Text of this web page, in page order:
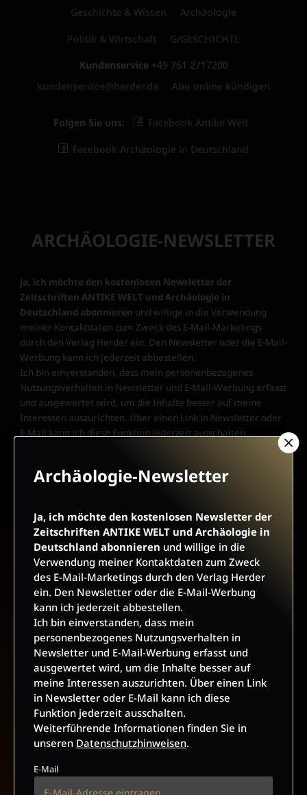
Geschichte & Wissen Archäologie
Politik & Wirtschaft G/GESCHICHTE
Kundenservice +49 761 2717200
kundenservice@herder.de
Abo online kündigen
Folgen Sie uns: Facebook Antike Welt
Facebook Archäologie in Deutschland
ARCHÄOLOGIE-NEWSLETTER
Ja, ich möchte den kostenlosen Newsletter der
Zeitschriften ANTIKE WELT und Archäologie in
Deutschland abonnieren und willige in die Verwendung
meiner Kontaktdaten zum Zweck des E-Mail-Marketings
durch den Verlag Herder ein. Den Newsletter oder die E-Mail-
Werbung kann ich jederzeit abbestellen.
Ich bin einverstanden, dass mein personenbezogenes
Nutzungsverhalten in Newsletter und E-Mail-Werbung erfasst
und ausgewertet wird, um die Inhalte besser auf meine
Interessen auszurichten. Über einen Link in Newsletter oder
E-Mail kann ich diese Funktion jederzeit ausschalten.
JETZT ANMELDEN
AGB UND WIDERRUFSBELEHRUNG DATENSCHUTZ
BARRIEREFREIHEIT IMPRESSUM
VERTRAG WIDERRUFEN
Archäologie-Newsletter
Ja, ich möchte den kostenlosen Newsletter der
Zeitschriften ANTIKE WELT und Archäologie in
Deutschland abonnieren und willige in die
Verwendung meiner Kontaktdaten zum Zweck
des E-Mail-Marketings durch den Verlag Herder
ein. Den Newsletter oder die E-Mail-Werbung
kann ich jederzeit abbestellen.
Ich bin einverstanden, dass mein
personenbezogenes Nutzungsverhalten in
Newsletter und E-Mail-Werbung erfasst und
ausgewertet wird, um die Inhalte besser auf
meine Interessen auszurichten. Über einen Link
in Newsletter oder E-Mail kann ich diese
Funktion jederzeit ausschalten.
Weiterführende Informationen finden Sie in
unseren Datenschutzhinweisen.
E-Mail